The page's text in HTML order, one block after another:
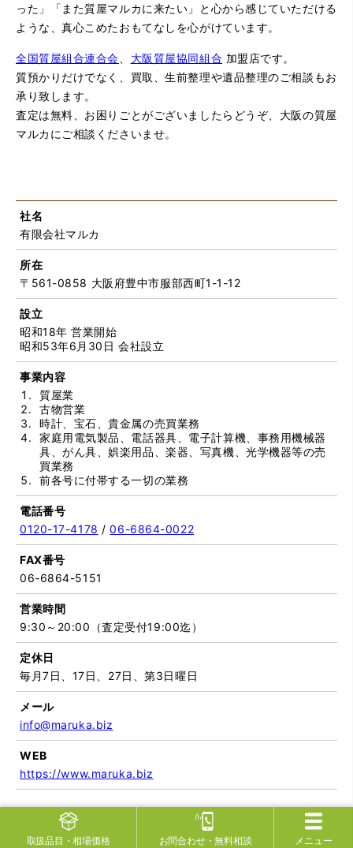
った」「また質屋マルカに来たい」と心から感じていただける
ような、真心こめたおもてなしを心がけています。
全国質屋組合連合会 大阪質屋協同組合 加盟店です。
質預かりだけでなく、買取、生前整理や遺品整理のご相談もお
承り致します。
査定は無料、お困りごとがございましたらどうぞ、大阪の質屋
マルカにご相談くださいませ。
社名
有限会社マルカ
所在
〒561-0858 大阪府豊中市服部西町1-1-12
設立
昭和18年 営業開始
昭和53年6月30日 会社設立
事業内容
質屋業
古物営業
時計、宝石、貴金属の売買業務
家庭用電気製品、電話器具、電子計算機、事務用機械器
具、がん具、娯楽用品、楽器、写真機、光学機器等の売
買業務
前各号に付帯する一切の業務
電話番号
0120-17-4178 /06-6864-0022
FAX番号
06-6864-5151
営業時間
9:30～20:00（査定受付19:00迄）
定休日
毎月7日、17日、27日、第3日曜日
メール
info@maruka.biz
WEB
https://www.maruka.biz
取扱品目 ・相場価格 お問合わせ・無料相談 メニュー